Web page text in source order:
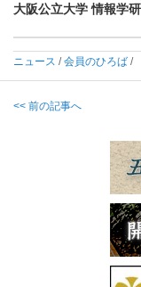
大阪公立大学 情報学
ニュース /会員のひろば /
<< 前の記事へ